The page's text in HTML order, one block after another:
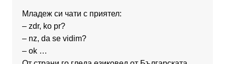
Младеж си чати с приятел:
– zdr, ko pr?
– nz, da se vidim?
– ok …